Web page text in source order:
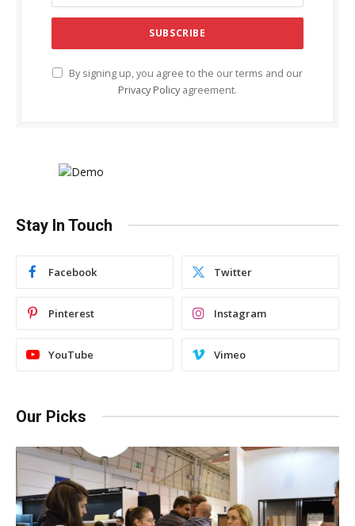
By signing up, you agree to the our terms and our
Privacy Policy agreement.
Stay In Touch
Facebook Twitter
Pinterest Instagram
YouTube Vimeo
Our Picks